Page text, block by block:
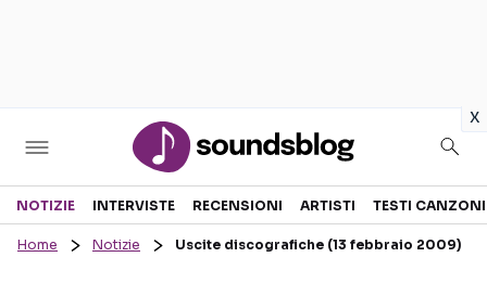
x
Sezioni
NOTIZIE INTERVISTE RECENSIONI ARTISTI TESTI CANZONI
Home Notizie Uscite discografiche (13 febbraio 2009)